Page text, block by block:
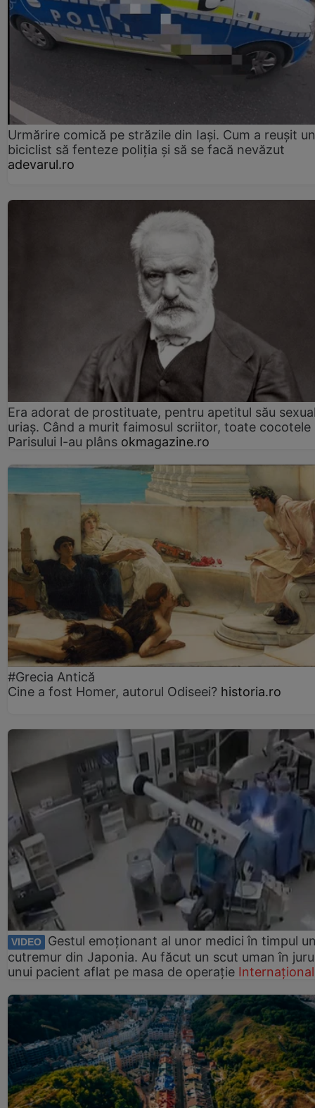
Urmărire comică pe străzile din Iași. Cum a reușit un
biciclist să fenteze poliția și să se facă nevăzut
adevarul.ro
Era adorat de prostituate, pentru apetitul său
uriaș. Când a murit faimosul scriitor, toate cocotele
Parisului l-au plâns okmagazine.ro
#Grecia Antică
Cine a fost Homer, autorul Odiseei? historia.ro
VIDEO
Gestul emoționant al unor medici în timpul
cutremur din Japonia. Au făcut un scut uman în
unui pacient aflat pe masa de operație Internațional